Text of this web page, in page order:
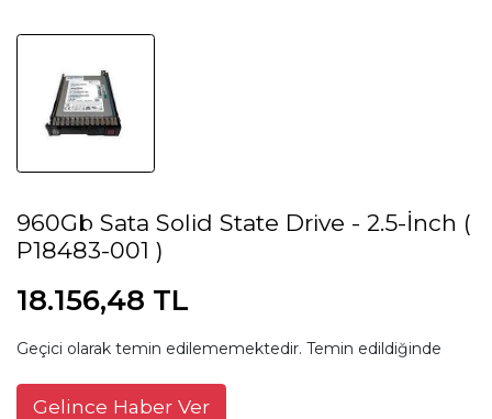
960Gb Sata Solid State Drive - 2.5-İnch (
P18483-001 )
18.156,48 TL
Geçici olarak temin edilememektedir. Temin edildiğinde
Gelince Haber Ver